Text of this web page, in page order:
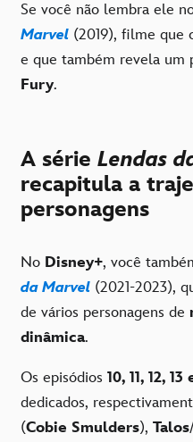
Se você não lembra ele
Marvel (2019), filme que
e que também revela um
Fury.
A série Lendas
recapitula a
personagens
No Disney+, você
da Marvel (2021-2023),
de vários personagens de
dinâmica.
Os episódios 10, 11, 12, 13
dedicados,
(Cobie Smulders), Talos